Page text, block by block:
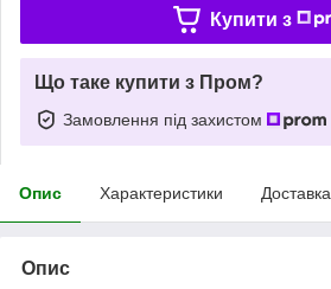
Купити з
Що таке купити з Пром?
Замовлення під захистом
Опис Характеристики Доставка
Опис